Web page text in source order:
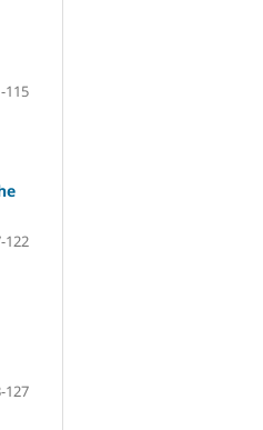
115
122
127